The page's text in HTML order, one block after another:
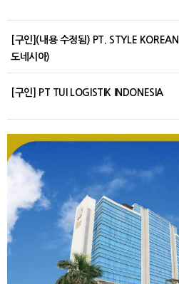
[구인](내용 수정됨) PT. STYLE
도네시아)
[구인] PT TUI LOGISTIK INDONESIA